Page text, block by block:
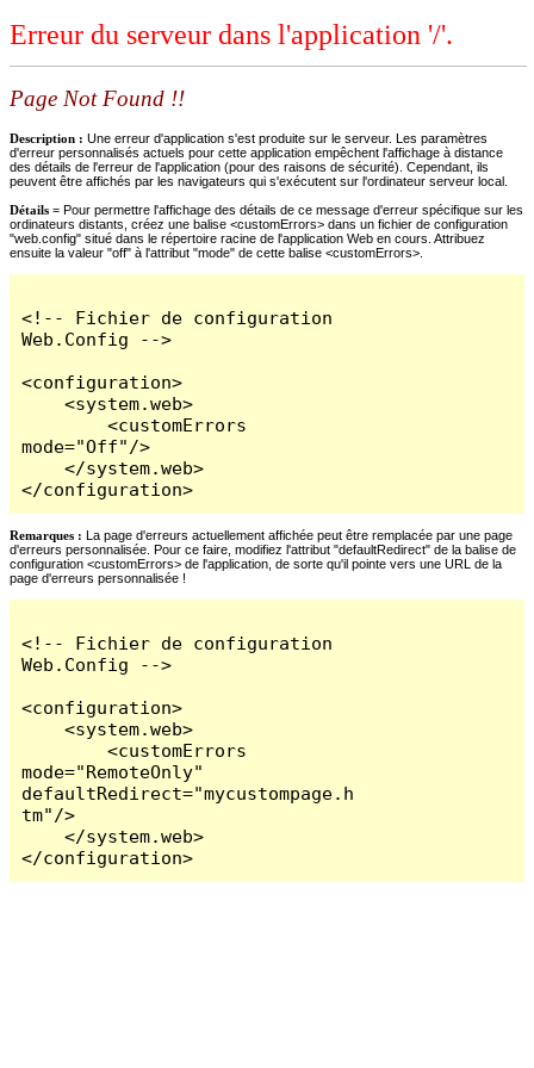
Erreur du serveur dans l'application '/'.
Page Not Found !!
Description : Une erreur d'application s'est produite sur le serveur. Les paramètres
d'erreur personnalisés actuels pour cette application empêchent l'affichage à distance
des détails de l'erreur de l'application (pour des raisons de sécurité). Cependant, ils
peuvent être affichés par les navigateurs qui s'exécutent sur l'ordinateur serveur local.
Détails = Pour permettre l'affichage des détails de ce message d'erreur spécifique sur les
ordinateurs distants, créez une balise <customErrors> dans un fichier de configuration
"web.config" situé dans le répertoire racine de l'application Web en cours. Attribuez
ensuite la valeur "off" à l'attribut "mode" de cette balise <customErrors>.
<!-- Fichier de configuration
Web.Config -->
<configuration>
    <system.web>
        <customErrors
mode="Off"/>
    </system.web>
</configuration>
Remarques : La page d'erreurs actuellement affichée peut être remplacée par une page
d'erreurs personnalisée. Pour ce faire, modifiez l'attribut "defaultRedirect" de la balise de
configuration <customErrors> de l'application, de sorte qu'il pointe vers une URL de la
page d'erreurs personnalisée !
<!-- Fichier de configuration
Web.Config -->
<configuration>
    <system.web>
        <customErrors
mode="RemoteOnly"
defaultRedirect="mycustompage.h
tm"/>
    </system.web>
</configuration>